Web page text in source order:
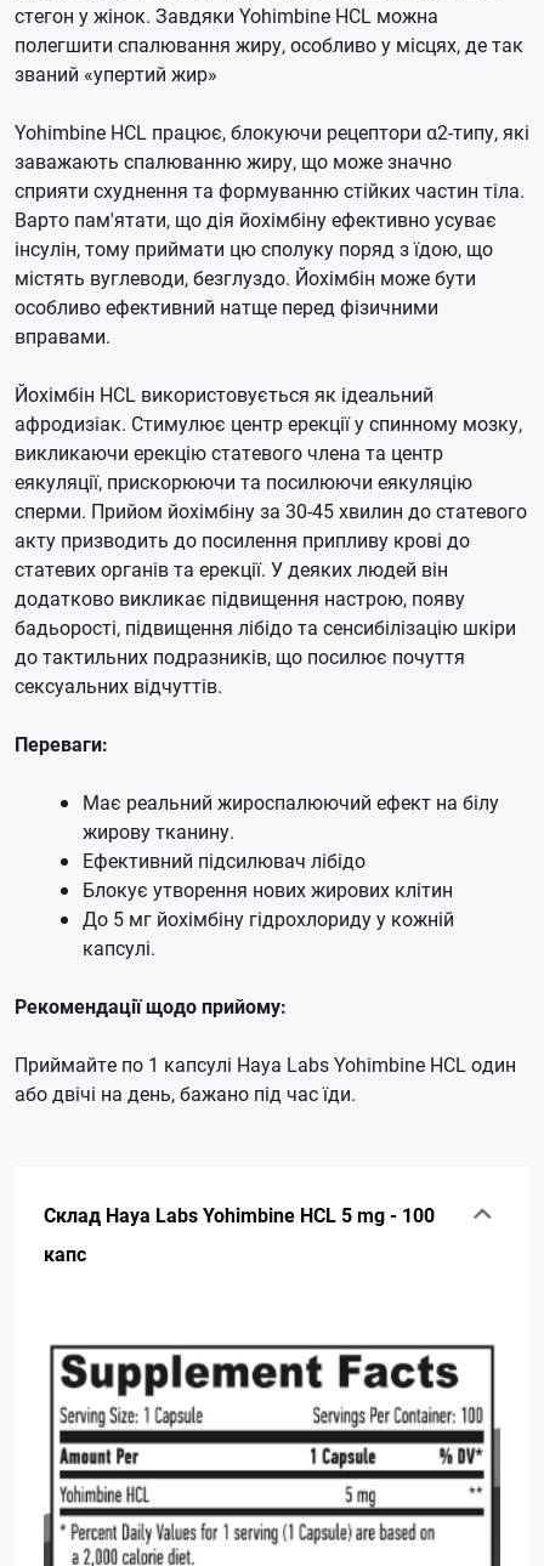
стегон у жінок. Завдяки Yohimbine HCL можна
полегшити спалювання жиру, особливо у місцях, де так
званий «упертий жир»
Yohimbine HCL працює, блокуючи рецептори α2-типу, які
заважають спалюванню жиру, що може значно
сприяти схуднення та формуванню стійких частин тіла.
Варто пам'ятати, що дія йохімбіну ефективно усуває
інсулін, тому приймати цю сполуку поряд з їдою, що
містять вуглеводи, безглуздо. Йохімбін може бути
особливо ефективний натще перед фізичними
вправами.
Йохімбін HCL використовується як ідеальний
афродизіак. Стимулює центр ерекції у спинному мозку,
викликаючи ерекцію статевого члена та центр
еякуляції, прискорюючи та посилюючи еякуляцію
сперми. Прийом йохімбіну за 30-45 хвилин до статевого
акту призводить до посилення припливу крові до
статевих органів та ерекції. У деяких людей він
додатково викликає підвищення настрою, появу
бадьорості, підвищення лібідо та сенсибілізацію шкіри
до тактильних подразників, що посилює почуття
сексуальних відчуттів.
Переваги:
Має реальний жироспалюючий ефект на білу
жирову тканину.
Ефективний підсилювач лібідо
Блокує утворення нових жирових клітин
До 5 мг йохімбіну гідрохлориду у кожній
капсулі.
Рекомендації щодо прийому:
Приймайте по 1 капсулі Haya Labs Yohimbine HCL один
або двічі на день, бажано під час їди.
Склад Haya Labs Yohimbine HCL 5 mg - 100
капс